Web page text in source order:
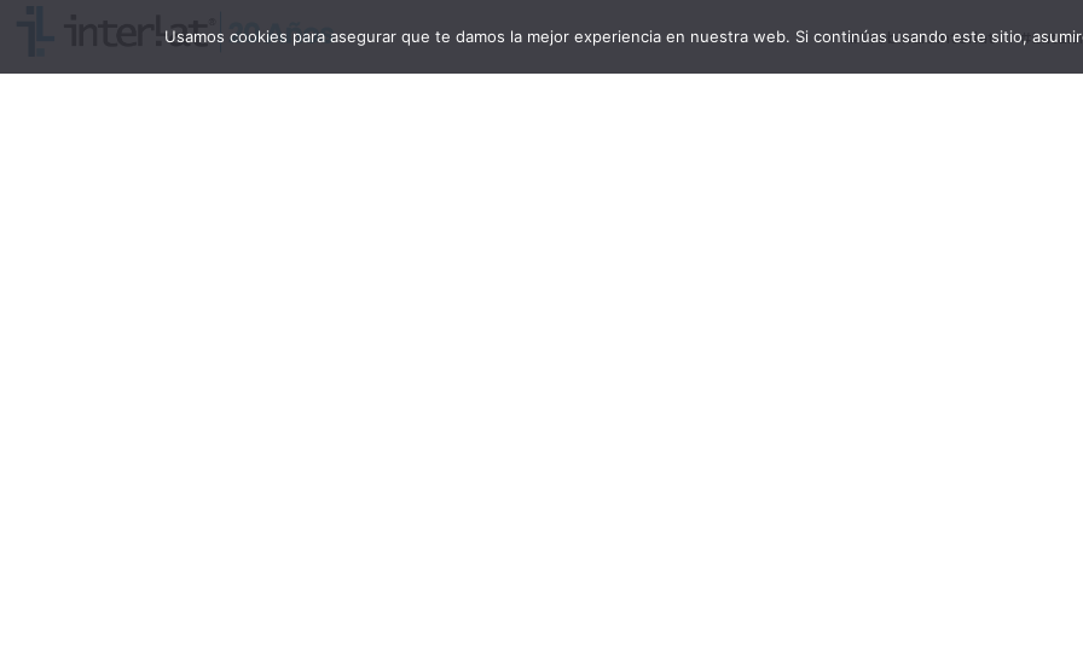
#WebinarsInterlat
Usamos cookies para asegurar que te damos la mejor experiencia en nuestra web. Si continúas usando este sitio,